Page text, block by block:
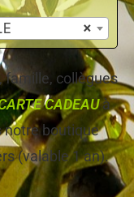
×
famille, collègues
CADEAUà
notre boutique
(valable 1 an).